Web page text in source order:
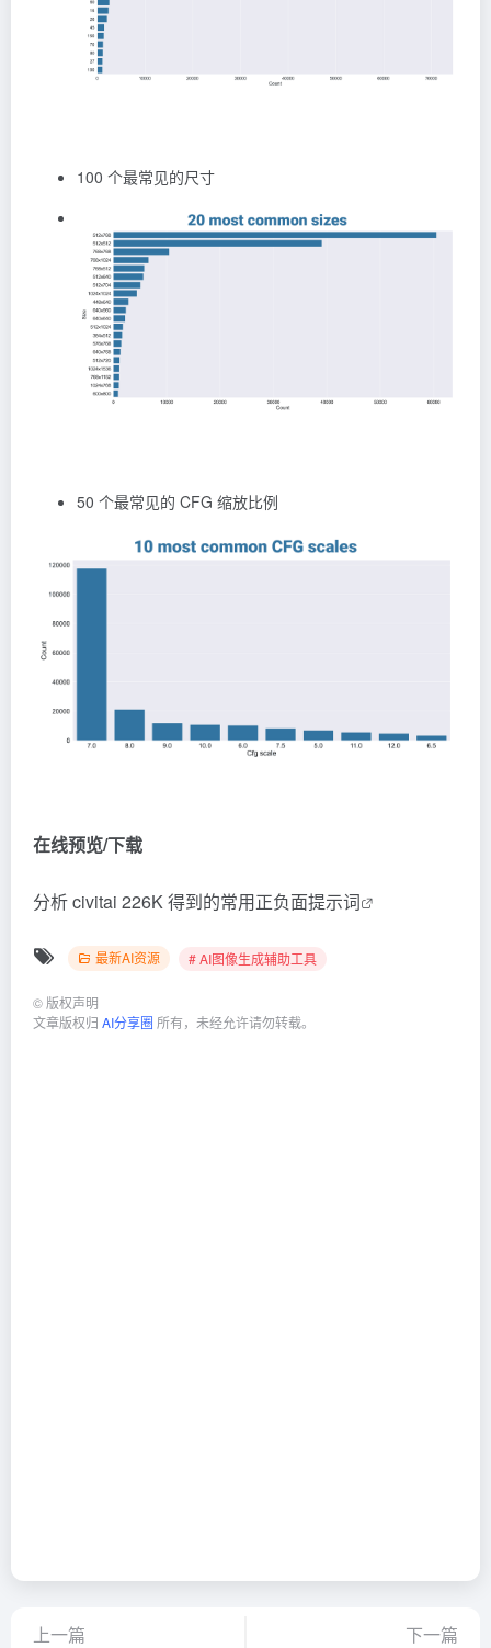
100 个最常见的尺寸
50 个最常见的 CFG 缩放比例
在线预览/下载
分析 civitai 226K 得到的常用正负面提示词
最新AI资源 # AI图像生成辅助工具
©版权声明
文章版权归 AI分享圈 所有，未经允许请勿转载。
上一篇 下一篇